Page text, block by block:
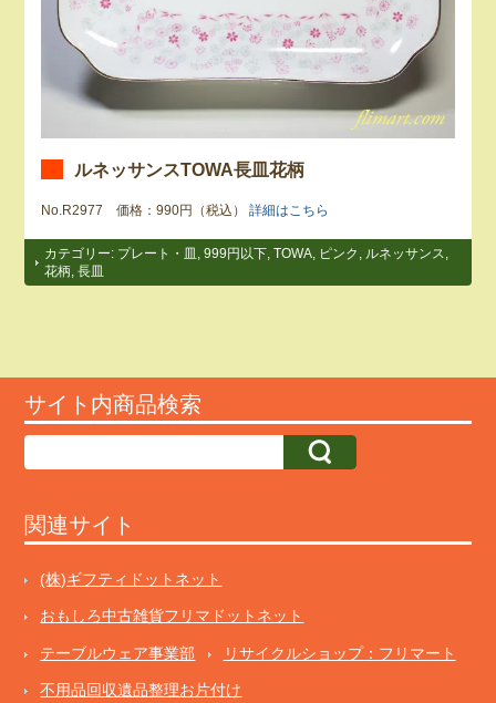
ルネッサンスTOWA長皿花柄
No.R2977 価格：990円（税込）詳細はこちら
カテゴリー: プレート・皿 ,999円以下 ,TOWA ピンク ルネッサンス
花柄 ,長皿
サイト内商品検索
関連サイト
(株)ギフティドットネット
おもしろ中古雑貨フリマドットネット
テーブルウェア事業部 リサイクルショップ：フリマート
不用品回収遺品整理お片付け